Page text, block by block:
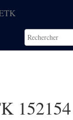
152154